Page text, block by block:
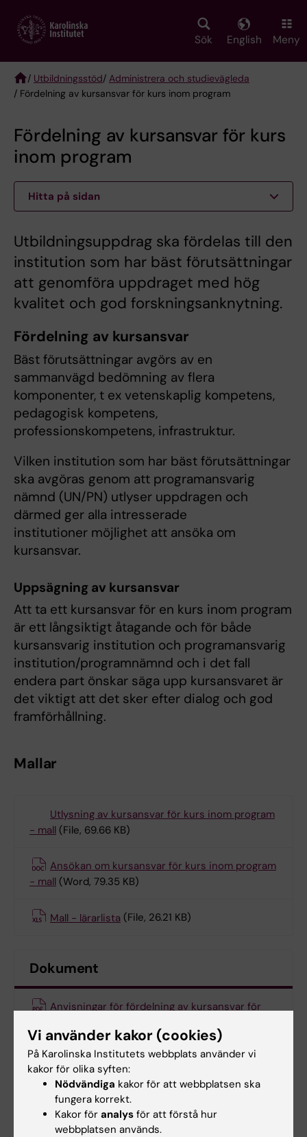
main
Sök English Meny
Breadcrumb
/ Utbildningsstöd/ Administrera och studievägleda
/ Fördelning av kursansvar för kurs inom program
Fördelning av kursansvar för kurs
inom program
Hitta på sidan
Utbildningsuppdrag ska fördelas till den
institution som har bäst förutsättningar
att genomföra uppdraget med hög
kvalitet och god forskningsanknytning.
Fördelning av kursansvar
Bäst förutsättningar avgörs av en
sammanvägd bedömning av flera
komponenter, t ex vetenskaplig kompetens,
pedagogisk kompetens,
professionskompetens, infrastruktur.
Vilken institution som har bäst förutsättningar
ska avgöras genom att programansvarig
nämnd (UN/PN) utlyser uppdragen och
därmed ger alla intresserade
institutioner möjlighet att ansöka om
kursansvar.
Uppsägning av kursansvar
Att ta ett kursansvar för en kurs inom program
är ett långsiktigt åtagande och för både
kursansvarig institution och programansvarig
institution/programnämnd och i det fall
endera part önskar säga upp kursansvaret är
det viktigt att det sker efter dialog och god
framförhållning.
Mallar
Utlysning av kursansvar för kurs inom program
- mall (File, 69.66 KB)
Ansökan om kursansvar för kurs inom program
- mall (Word, 79.35 KB)
Mall - lärarlista (File, 26.21 KB)
Dokument
Anvisningar för fördelning av kursansvar för
Processbeskrivning – Fördelning av
kursansvar för kurs inom program
Anvisningar för uppsägning av kursansvar för
kurs inom program (PDF, 132.64 KB)
Vi använder kakor (cookies)
På Karolinska Institutets webbplats använder vi
kakor för olika syften:
Nödvändiga kakor för att webbplatsen ska
fungera korrekt.
Kakor för analys för att förstå hur
webbplatsen används.